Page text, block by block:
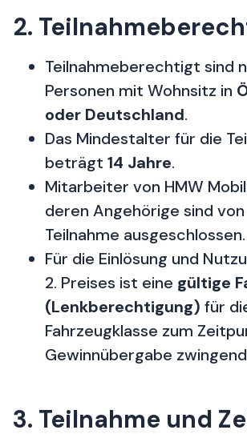
2.
Teilnahmeberechtigt sind
Personen mit Wohnsitz in
oder Deutschland.
Das Mindestalter für die
beträgt 14 Jahre.
Mitarbeiter von HMW
deren Angehörige sind
Teilnahme ausgeschlossen.
Für die Einlösung und
2. Preises ist eine gültige
(Lenkberechtigung) für
Fahrzeugklasse zum
Gewinnübergabe
3. Teilnahme und